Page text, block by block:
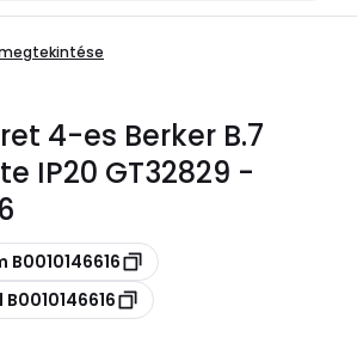
4-es Berker B.7
IP20 GT32829 -